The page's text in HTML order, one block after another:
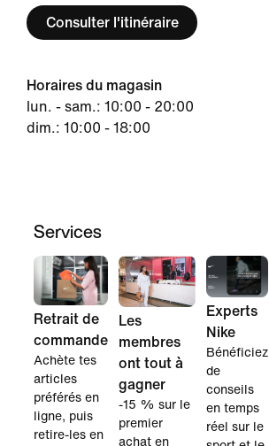
Consulter l'itinéraire
Horaires du magasin
lun. - sam.: 10:00 - 20:00
dim.: 10:00 - 18:00
Services
Retrait de
commande
Achète tes
articles
préférés en
ligne, puis
retire-les en
Les
membres
ont tout à
gagner
-15 % sur le
premier
achat en
Experts
Nike
Bénéficiez
de
conseils
en temps
réel sur le